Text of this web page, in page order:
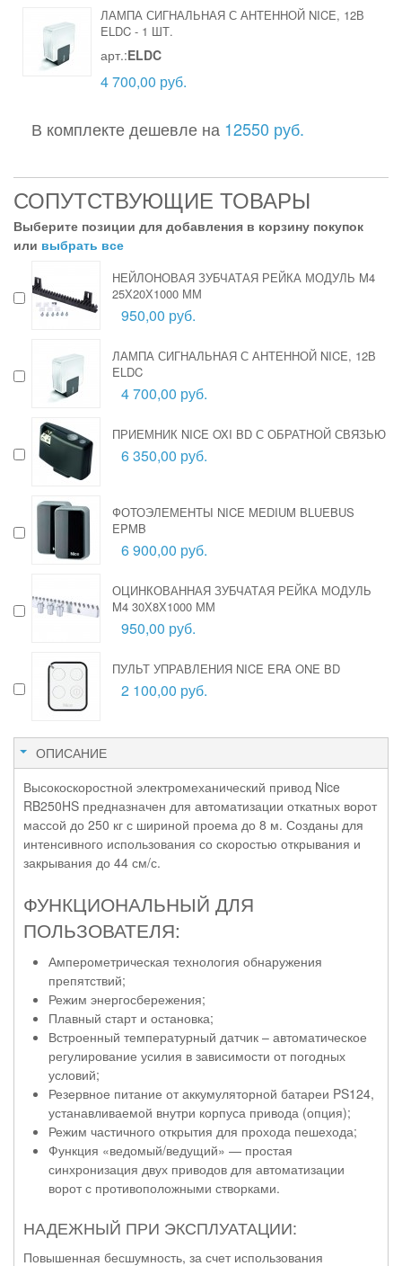
ЛАМПА СИГНАЛЬНАЯ С АНТЕННОЙ NICE, 12В
ELDC - 1 ШТ.
арт.:ELDC
4 700,00 руб.
В комплекте дешевле на 12550 руб.
СОПУТСТВУЮЩИЕ ТОВАРЫ
Выберите позиции для добавления в корзину покупок
или выбрать все
НЕЙЛОНОВАЯ ЗУБЧАТАЯ РЕЙКА МОДУЛЬ M4
25Х20Х1000 ММ
950,00 руб.
ЛАМПА СИГНАЛЬНАЯ С АНТЕННОЙ NICE, 12В
ELDC
4 700,00 руб.
ПРИЕМНИК NICE OXI BD С ОБРАТНОЙ СВЯЗЬЮ
6 350,00 руб.
ФОТОЭЛЕМЕНТЫ NICE MEDIUM BLUEBUS
EPMB
6 900,00 руб.
ОЦИНКОВАННАЯ ЗУБЧАТАЯ РЕЙКА МОДУЛЬ
M4 30Х8Х1000 ММ
950,00 руб.
ПУЛЬТ УПРАВЛЕНИЯ NICE ERA ONE BD
2 100,00 руб.
ОПИСАНИЕ
Высокоскоростной электромеханический привод Nice
RB250HS предназначен для автоматизации откатных ворот
массой до 250 кг с шириной проема до 8 м. Созданы для
интенсивного использования со скоростью открывания и
закрывания до 44 см/с.
ФУНКЦИОНАЛЬНЫЙ ДЛЯ
ПОЛЬЗОВАТЕЛЯ:
Амперометрическая технология обнаружения
препятствий;
Режим энергосбережения;
Плавный старт и остановка;
Встроенный температурный датчик – автоматическое
регулирование усилия в зависимости от погодных
условий;
Резервное питание от аккумуляторной батареи PS124,
устанавливаемой внутри корпуса привода (опция);
Режим частичного открытия для прохода пешехода;
Функция «ведомый/ведущий» — простая
синхронизация двух приводов для автоматизации
ворот с противоположными створками.
НАДЕЖНЫЙ ПРИ ЭКСПЛУАТАЦИИ:
Повышенная бесшумность, за счет использования